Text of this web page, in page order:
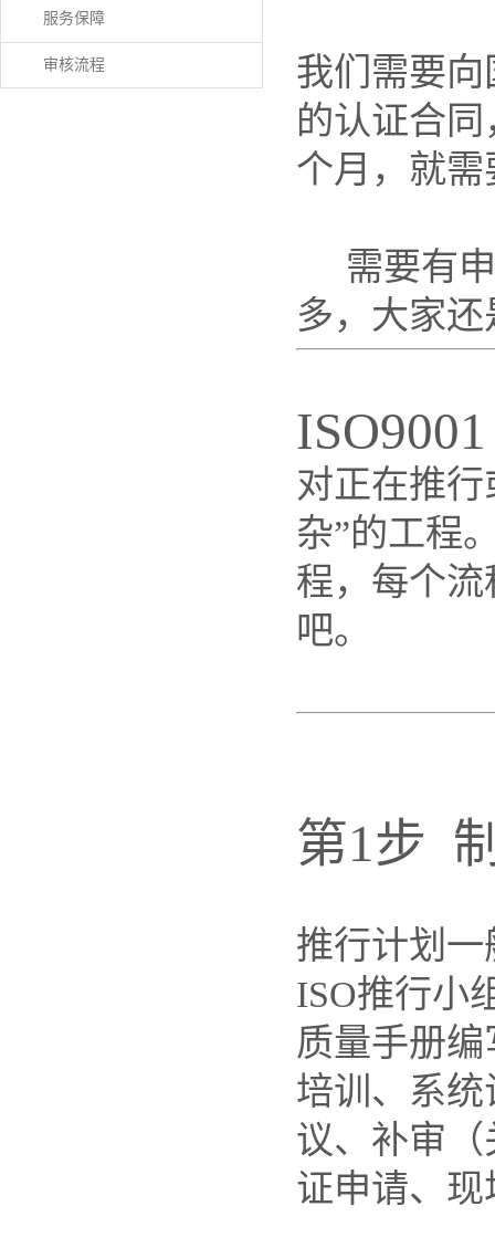
服务保障
审核流程
我们需要向
的认证合
个月，就
需要有申
多，大家
对正在推行
杂”的工程
程，每个流
吧。
第1步
推行计划
ISO推行小
质量手册
培训、系
议、补审
证申请、